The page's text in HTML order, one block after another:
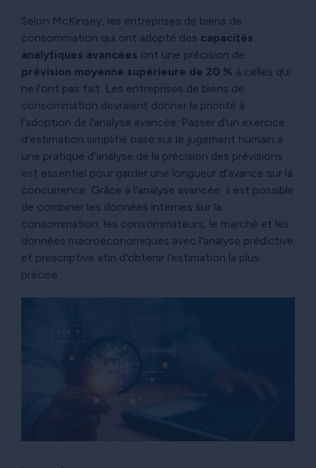
Selon McKinsey, les entreprises de biens de
consommation qui ont adopté des capacités
analytiques avancées ont une précision de
prévision moyenne supérieure de 20 % à celles qui
ne l'ont pas fait. Les entreprises de biens de
consommation devraient donner la priorité à
l'adoption de l'analyse avancée. Passer d'un exercice
d'estimation simplifié basé sur le jugement humain à
une pratique d'analyse de la précision des prévisions
est essentiel pour garder une longueur d'avance sur la
concurrence. Grâce à l'analyse avancée, il est possible
de combiner les données internes sur la
consommation, les consommateurs, le marché et les
données macroéconomiques avec l'analyse prédictive
et prescriptive afin d'obtenir l'estimation la plus
précise.